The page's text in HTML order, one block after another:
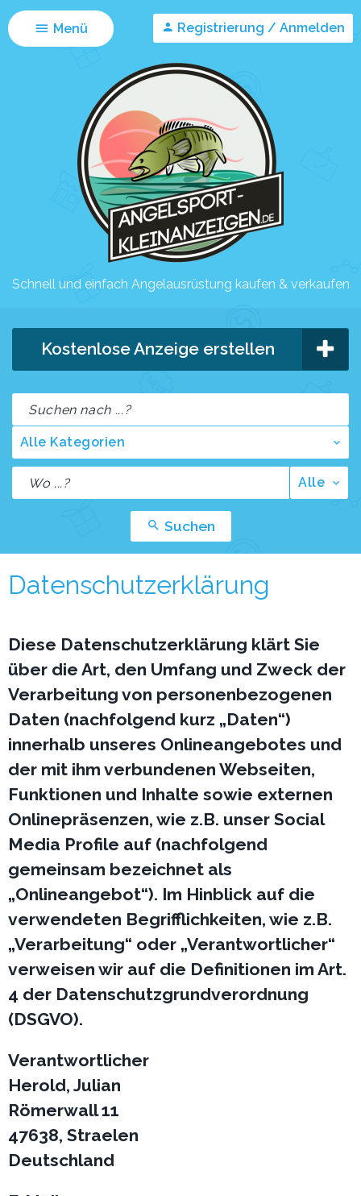
Menü Registrierung / Anmelden
Schnell und einfach Angelausrüstung kaufen & verkaufen
Kostenlose Anzeige erstellen
Alle Kategorien
Alle
Suchen
Datenschutzerklärung
Diese Datenschutzerklärung klärt Sie
über die Art, den Umfang und Zweck der
Verarbeitung von personenbezogenen
Daten (nachfolgend kurz „Daten“)
innerhalb unseres Onlineangebotes und
der mit ihm verbundenen Webseiten,
Funktionen und Inhalte sowie externen
Onlinepräsenzen, wie z.B. unser Social
Media Profile auf (nachfolgend
gemeinsam bezeichnet als
„Onlineangebot“). Im Hinblick auf die
verwendeten Begrifflichkeiten, wie z.B.
„Verarbeitung“ oder „Verantwortlicher“
verweisen wir auf die Definitionen im Art.
4 der Datenschutzgrundverordnung
(DSGVO).
Verantwortlicher
Herold, Julian
Römerwall 11
47638, Straelen
Deutschland